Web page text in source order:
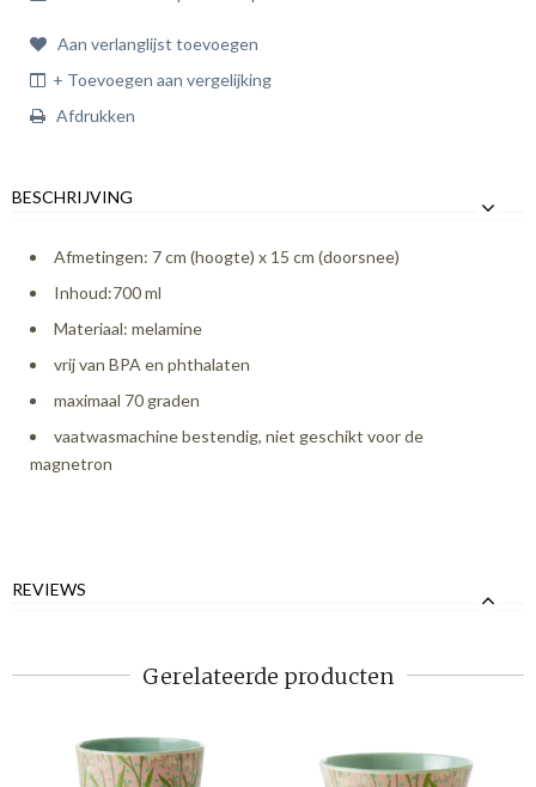
Aan verlanglijst toevoegen
+ Toevoegen aan vergelijking
Afdrukken
BESCHRIJVING
Afmetingen: 7 cm (hoogte) x 15 cm (doorsnee)
Inhoud:700 ml
Materiaal: melamine
vrij van BPA en phthalaten
maximaal 70 graden
vaatwasmachine bestendig, niet geschikt voor de
magnetron
REVIEWS
Gerelateerde producten